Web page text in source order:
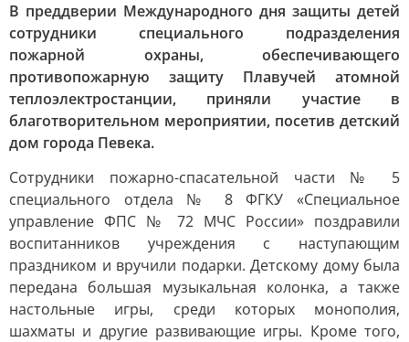
В преддверии Международного дня защиты детей
сотрудники специального подразделения
пожарной охраны, обеспечивающего
противопожарную защиту Плавучей атомной
теплоэлектростанции, приняли участие в
благотворительном мероприятии, посетив детский
дом города Певека.
Сотрудники пожарно-спасательной части № 5
специального отдела № 8 ФГКУ «Специальное
управление ФПС № 72 МЧС России» поздравили
воспитанников учреждения с наступающим
праздником и вручили подарки. Детскому дому была
передана большая музыкальная колонка, а также
настольные игры, среди которых монополия,
шахматы и другие развивающие игры. Кроме того,